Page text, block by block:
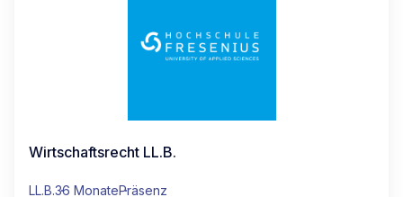
Wirtschaftsrecht LL.B.
LL.B.36 MonatePräsenz